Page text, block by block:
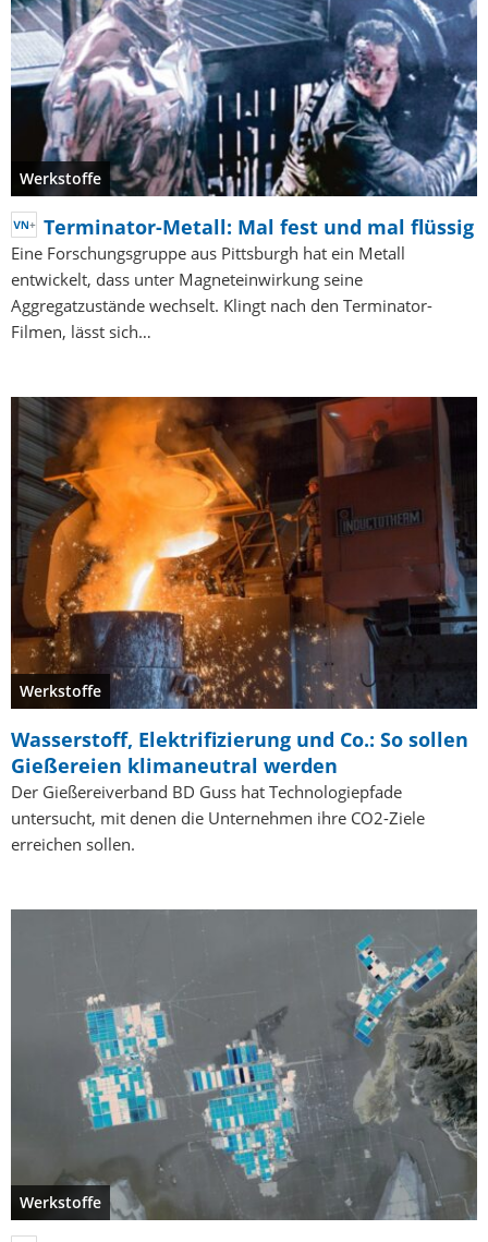
Werkstoffe
Terminator-Metall: Mal fest und mal flüssig
Eine Forschungsgruppe aus Pittsburgh hat ein Metall
entwickelt, dass unter Magneteinwirkung seine
Aggregatzustände wechselt. Klingt nach den Terminator-
Filmen, lässt sich…
Werkstoffe
Wasserstoff, Elektrifizierung und Co.: So sollen
Gießereien klimaneutral werden
Der Gießereiverband BD Guss hat Technologiepfade
untersucht, mit denen die Unternehmen ihre CO2-Ziele
erreichen sollen.
Werkstoffe